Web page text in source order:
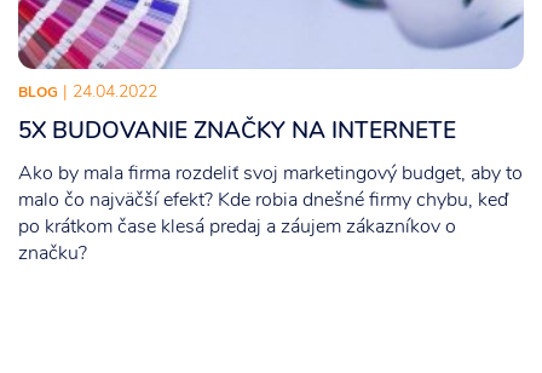
BLOG | 24.04.2022
5X BUDOVANIE ZNAČKY NA INTERNETE
Ako by mala firma rozdeliť svoj marketingový budget, aby to
malo čo najväčší efekt? Kde robia dnešné firmy chybu, keď
po krátkom čase klesá predaj a záujem zákazníkov o
značku?